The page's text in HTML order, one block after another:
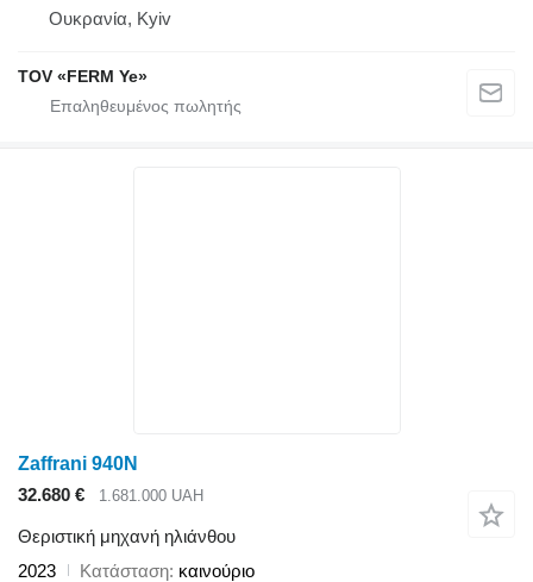
Ουκρανία, Kyiv
TOV «FERM Ye»
Zaffrani 940N
32.680 €
1.681.000 UAH
Θεριστική μηχανή ηλιάνθου
2023
Κατάσταση καινούριο